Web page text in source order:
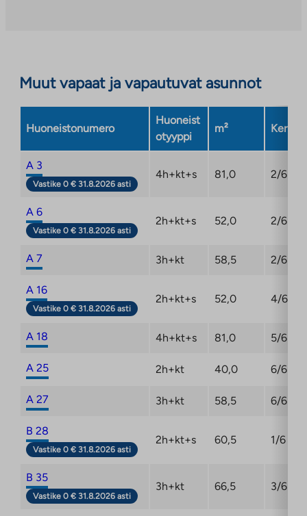
Muut vapaat ja vapautuvat asunnot
Huoneistonumero
Huoneist
otyyppi
m² Kerros
A 3
Vastike 0 € 31.8.2026 asti
4h+kt+s 81,0 2/6
A 6
Vastike 0 € 31.8.2026 asti
2h+kt+s 52,0 2/6
A 7 3h+kt 58,5 2/6
A 16
Vastike 0 € 31.8.2026 asti
2h+kt+s 52,0 4/6
A 18 4h+kt+s 81,0 5/6
A 25 2h+kt 40,0 6/6
A 27 3h+kt 58,5 6/6
B 28
Vastike 0 € 31.8.2026 asti
2h+kt+s 60,5 1/6
B 35
Vastike 0 € 31.8.2026 asti
3h+kt 66,5 3/6